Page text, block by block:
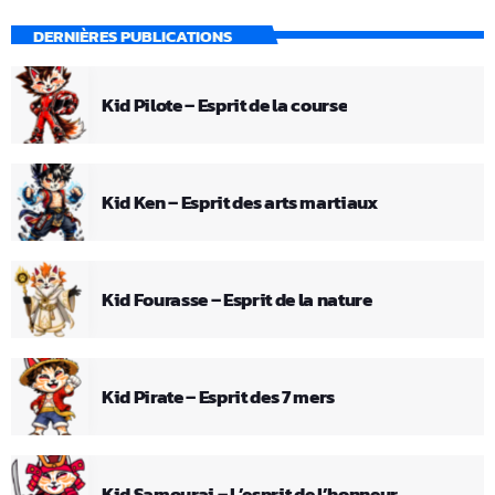
DERNIÈRES PUBLICATIONS
Kid Pilote – Esprit de la course
Kid Ken – Esprit des arts martiaux
Kid Fourasse – Esprit de la nature
Kid Pirate – Esprit des 7 mers